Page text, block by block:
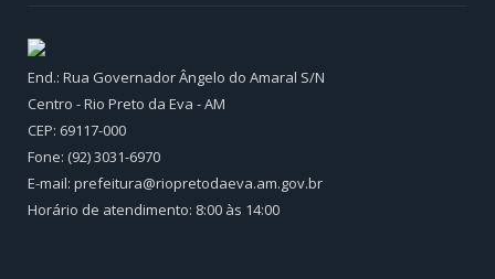
End.: Rua Governador Ângelo do Amaral S/N
Centro - Rio Preto da Eva - AM
CEP: 69117-000
Fone: (92) 3031-6970
E-mail: prefeitura@riopretodaeva.am.gov.br
Horário de atendimento: 8:00 às 14:00